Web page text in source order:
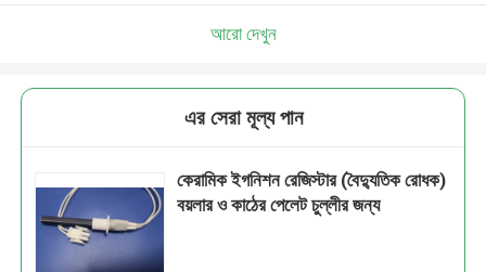
আরো দেখুন
এর সেরা মূল্য পান
কেরামিক ইগনিশন রেজিস্টার (বৈদ্যুতিক রোধক)
বয়লার ও কাঠের পেলেট চুল্লীর জন্য